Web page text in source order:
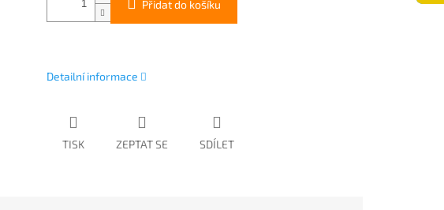
Přidat do košíku
Detailní informace
TISK ZEPTAT SE SDÍLET